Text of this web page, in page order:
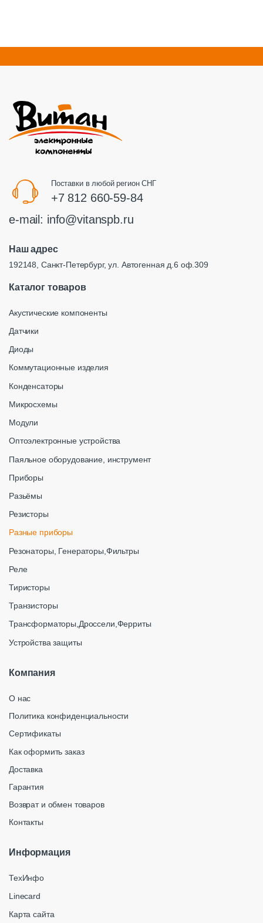
Поставки в любой регион СНГ
+7 812 660-59-84
e-mail: info@vitanspb.ru
Наш адрес
192148, Санкт-Петербург, ул. Автогенная д.6 оф.309
Каталог товаров
Акустические компоненты
Датчики
Диоды
Коммутационные изделия
Конденсаторы
Микросхемы
Модули
Оптоэлектронные устройства
Паяльное оборудование, инструмент
Приборы
Разьёмы
Резисторы
Разные приборы
Резонаторы, Генераторы,Фильтры
Реле
Тиристоры
Транзисторы
Трансформаторы,Дроссели,Ферриты
Устройства защиты
Компания
О нас
Политика конфиденциальности
Сертификаты
Как оформить заказ
Доставка
Гарантия
Возврат и обмен товаров
Контакты
Информация
ТехИнфо
Linecard
Карта сайта